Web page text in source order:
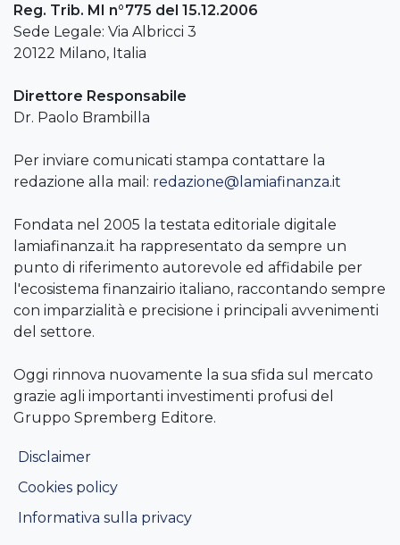
Reg. Trib. MI n°775 del 15.12.2006
Sede Legale: Via Albricci 3
20122 Milano, Italia
Direttore Responsabile
Dr. Paolo Brambilla
Per inviare comunicati stampa contattare la
redazione alla mail: redazione@lamiafinanza.it
Fondata nel 2005 la testata editoriale digitale
lamiafinanza.it ha rappresentato da sempre un
punto di riferimento autorevole ed affidabile per
l'ecosistema finanzairio italiano, raccontando sempre
con imparzialità e precisione i principali avvenimenti
del settore.
Oggi rinnova nuovamente la sua sfida sul mercato
grazie agli importanti investimenti profusi del
Gruppo Spremberg Editore.
Disclaimer
Cookies policy
Informativa sulla privacy